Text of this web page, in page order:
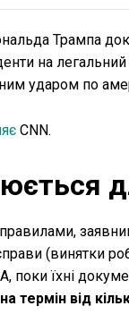
Трампа
на легальний
ударом по
CNN.
(винятки
їхні
термін від